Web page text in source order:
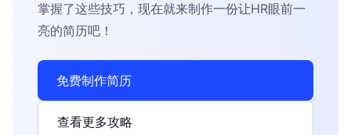
掌握了这些技巧，现在就来制作一份让HR眼前一
亮的简历吧！
免费制作简历
查看更多攻略